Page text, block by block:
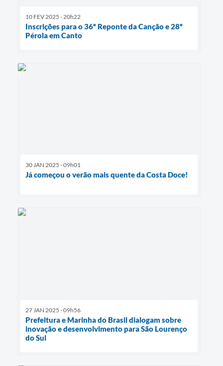
10 FEV 2025 - 20h22
Inscrições para o 36º Reponte da Canção e 28º
Pérola em Canto
30 JAN 2025 - 09h01
Já começou o verão mais quente da Costa Doce!
27 JAN 2025 - 09h56
Prefeitura e Marinha do Brasil dialogam sobre
inovação e desenvolvimento para São Lourenço
do Sul